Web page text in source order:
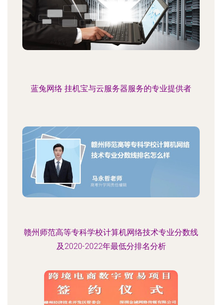
蓝兔网络 挂机宝与云服务器服务的专业提供者
赣州师范高等专科学校计算机网络技术专业分数线
及2020-2022年最低分排名分析